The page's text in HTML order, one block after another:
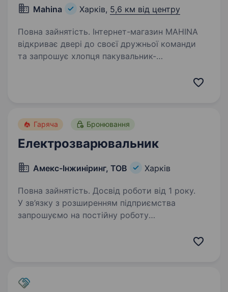
Mahina Харків, 5,6 км від центру
Повна зайнятість. Інтернет-магазин MAHINA
відкриває двері до своєї дружньої команди
та запрошує хлопця пакувальник-
Гаряча Бронювання
Електрозварювальник
Амекс-Інжиніринг, ТОВ Харків
Повна зайнятість. Досвід роботи від 1 року.
У зв’язку з розширенням підприємства
запрошуємо на постійну роботу